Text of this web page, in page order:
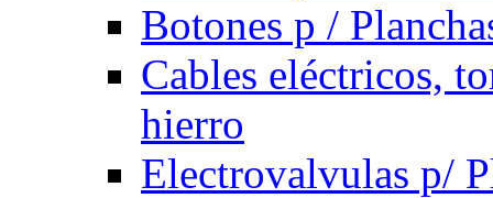
Botones p /
Cables eléctricos,
hierro
Electrovalvulas p/